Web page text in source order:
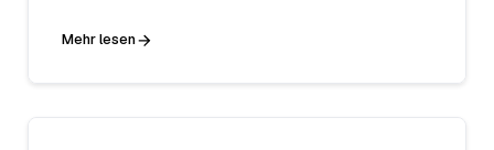
Mehr lesen